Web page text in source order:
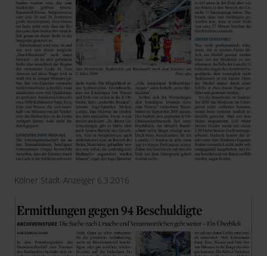
Kölner Stadt-Anzeiger 6.3.2016